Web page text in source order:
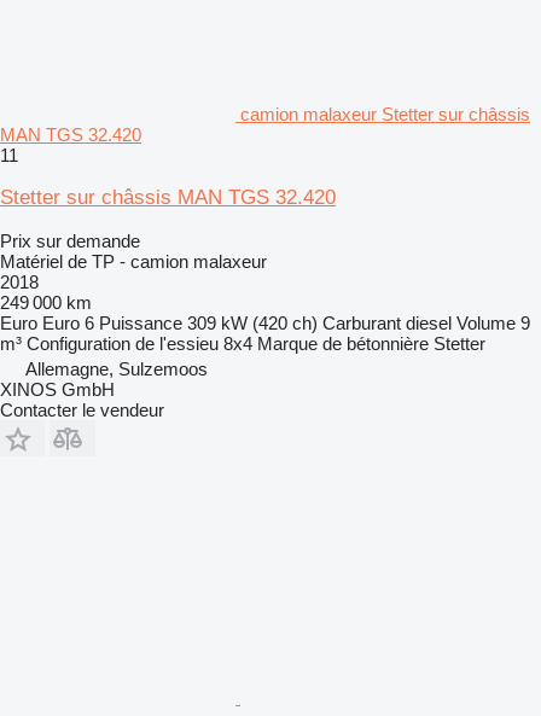
camion malaxeur Stetter sur châssis
MAN TGS 32.420
11
Stetter sur châssis MAN TGS 32.420
Prix sur demande
Matériel de TP - camion malaxeur
2018
249 000 km
Euro Euro 6 Puissance 309 kW (420 ch) Carburant diesel Volume 9
m³ Configuration de l'essieu 8x4 Marque de bétonnière Stetter
Allemagne, Sulzemoos
XINOS GmbH
Contacter le vendeur